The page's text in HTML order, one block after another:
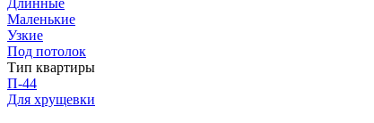
Длинные
Маленькие
Узкие
Под потолок
Тип квартиры
П-44
Для хрущевки